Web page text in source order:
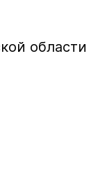
области